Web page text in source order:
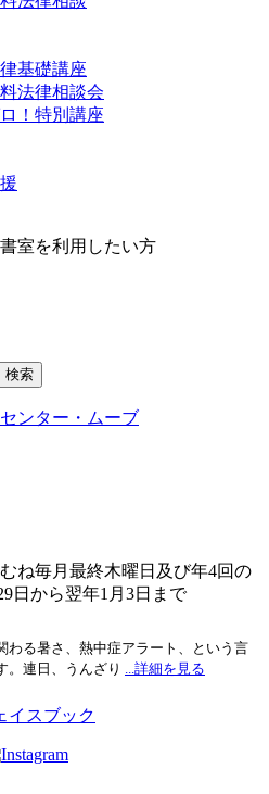
基礎講座
法律相談会
！特別講座
室を利用したい方
ね毎月最終木曜日及び年4回の
日から翌年1月3日まで
る暑さ、熱中症アラート、という言
。連日、うんざり ...詳細を見る